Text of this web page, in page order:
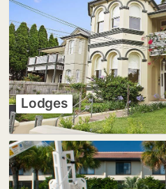
Lodges